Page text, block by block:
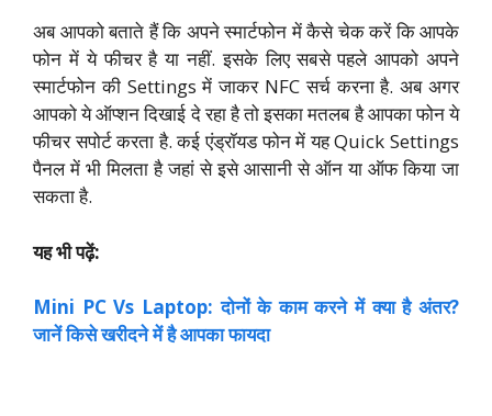
अब आपको बताते हैं कि अपने स्मार्टफोन में कैसे चेक करें कि आपके
फोन में ये फीचर है या नहीं. इसके लिए सबसे पहले आपको अपने
स्मार्टफोन की Settings में जाकर NFC सर्च करना है. अब अगर
आपको ये ऑप्शन दिखाई दे रहा है तो इसका मतलब है आपका फोन ये
फीचर सपोर्ट करता है. कई एंड्रॉयड फोन में यह Quick Settings
पैनल में भी मिलता है जहां से इसे आसानी से ऑन या ऑफ किया जा
सकता है.
यह भी पढ़ें:
Mini PC Vs Laptop: दोनों के काम करने में क्या है अंतर?
जानें किसे खरीदने में है आपका फायदा